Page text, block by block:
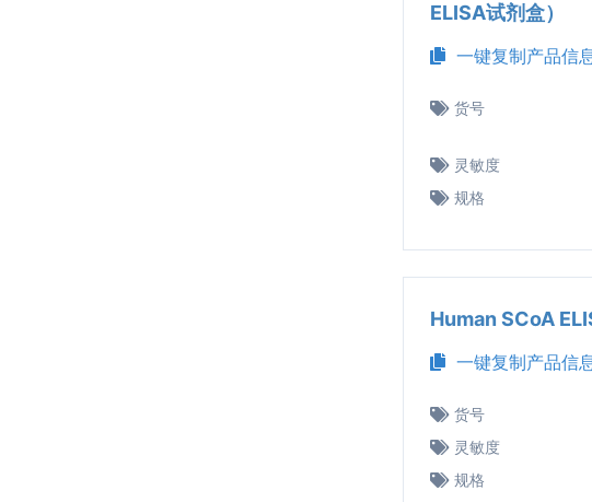
ELISA试剂盒）
一键复制产品信
货号
灵敏度
规格
Human SCoA
一键复制产品信
货号
灵敏度
规格